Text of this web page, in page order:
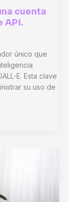
cuenta
API.
único que
E. Esta clave
su uso de